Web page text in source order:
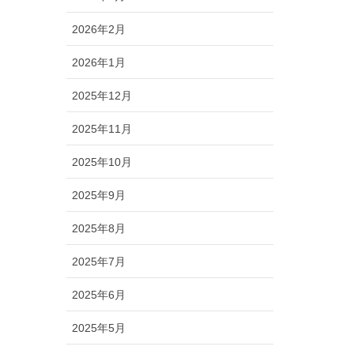
2026年2月
2026年1月
2025年12月
2025年11月
2025年10月
2025年9月
2025年8月
2025年7月
2025年6月
2025年5月